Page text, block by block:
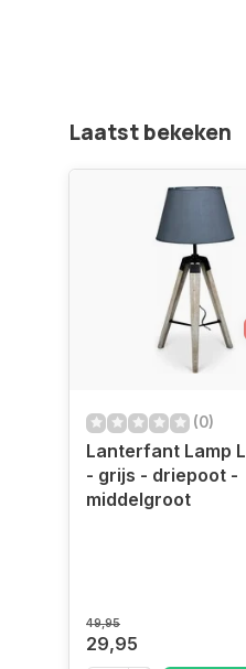
Laatst bekeken
(0)
Lanterfant Lamp
- grijs - driepoot -
middelgroot
49,95
29,95